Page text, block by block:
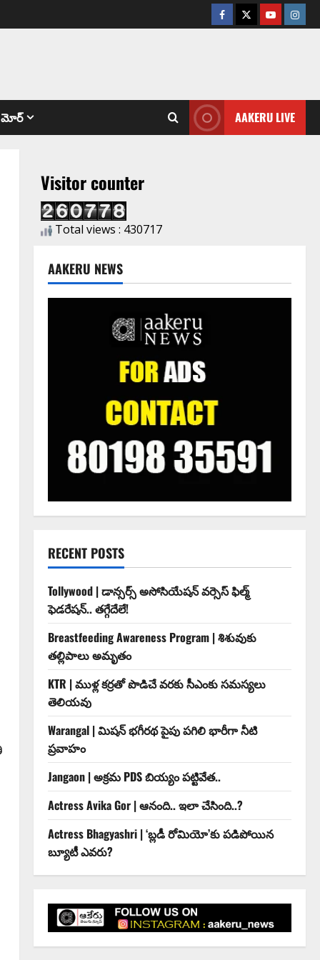
మోర్ AAKERU LIVE
Visitor counter
Total views : 430717
AAKERU NEWS
RECENT POSTS
Tollywood | డాన్సర్స్ అసోసియేషన్ వర్సెస్ ఫిల్మ్
ఫెడరేషన్.. తగ్గేదేలే!
Breastfeeding Awareness Program | శిశువుకు
తల్లిపాలు అమృతం
KTR | ముళ్ల కర్రతో పొడిచే వరకు సీఎంకు సమస్యలు
తెలియవు
Warangal | మిషన్ భగీరథ పైపు పగిలి భారీగా నీటి
ప్రవాహం
Jangaon | అక్రమ PDS బియ్యం పట్టివేత..
Actress Avika Gor | ఆనంది.. ఇలా చేసింది..?
Actress Bhagyashri | ‘బ్లడీ రోమియో’కు పడిపోయిన
బ్యూటీ ఎవరు?